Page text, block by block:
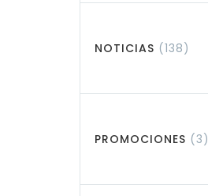
NOTICIAS (138)
PROMOCIONES (3)